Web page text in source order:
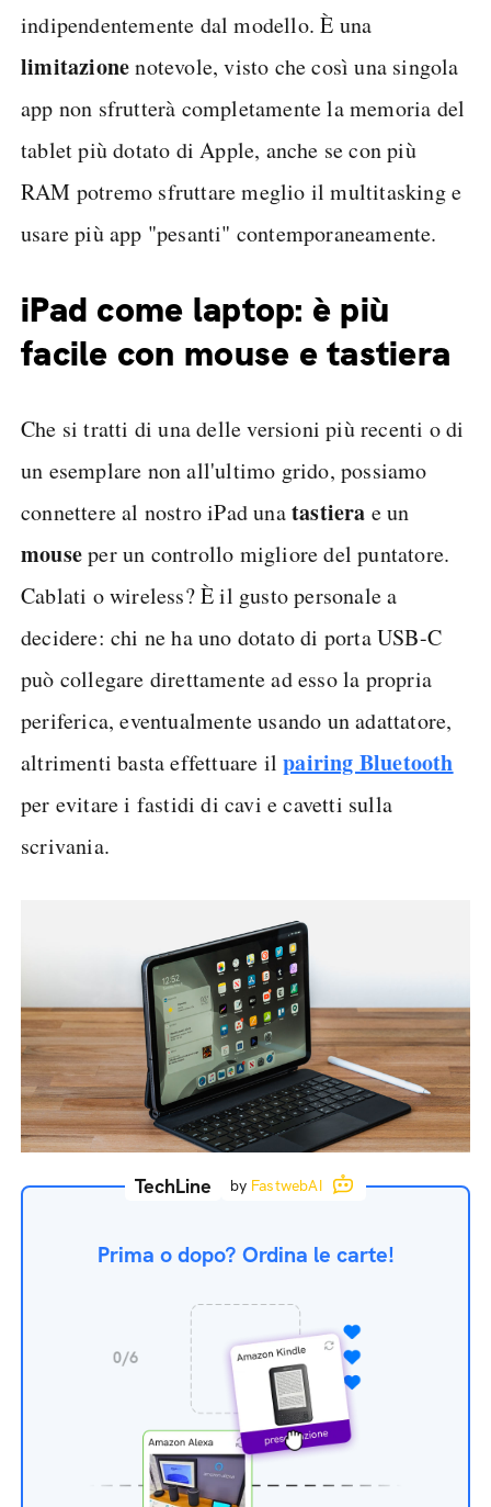
indipendentemente dal modello. È una
limitazionenotevole, visto che così una singola
app non sfrutterà completamente la memoria del
tablet più dotato di Apple, anche se con più
RAM potremo sfruttare meglio il multitasking e
usare più app "pesanti" contemporaneamente.
iPad come laptop: è più
facile con mouse e tastiera
Che si tratti di una delle versioni più recenti o di
un esemplare non all'ultimo grido, possiamo
connettere al nostro iPad unatastiera e un
mouseper un controllo migliore del puntatore.
Cablati o wireless? È il gusto personale a
decidere: chi ne ha uno dotato di porta USB-C
può collegare direttamente ad esso la propria
periferica, eventualmente usando un adattatore,
altrimenti basta effettuare ilpairing Bluetooth
per evitare i fastidi di cavi e cavetti sulla
scrivania.
TechLine by FastwebAI
Prima o dopo? Ordina le carte!